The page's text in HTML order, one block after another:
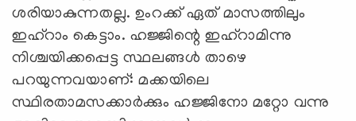
ശരിയാകുന്നതല്ല. ഉംറക്ക് ഏത് മാസത്തിലും
ഇഹ്‌റാം കെട്ടാം. ഹജ്ജിന്റെ ഇഹ്‌റാമിന്നു
നിശ്ചയിക്കപ്പെട്ട സ്ഥലങ്ങള്‍ താഴെ
പറയുന്നവയാണ്: മക്കയിലെ
സ്ഥിരതാമസക്കാര്‍ക്കും ഹജ്ജിനോ മറ്റോ വന്നു